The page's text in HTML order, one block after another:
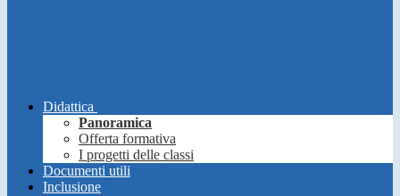
Didattica
Panoramica
Offerta formativa
I progetti delle classi
Documenti utili
Inclusione